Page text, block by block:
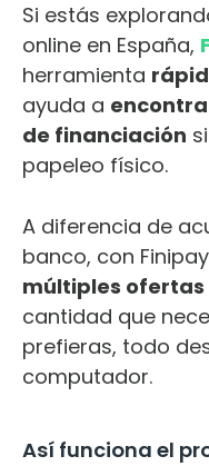
Si estás
online en España,
herramienta
ayuda a
de financiación
papeleo físico.
A diferencia de
banco, con
múltiples
cantidad que
prefieras, todo
computador.
Así funciona el